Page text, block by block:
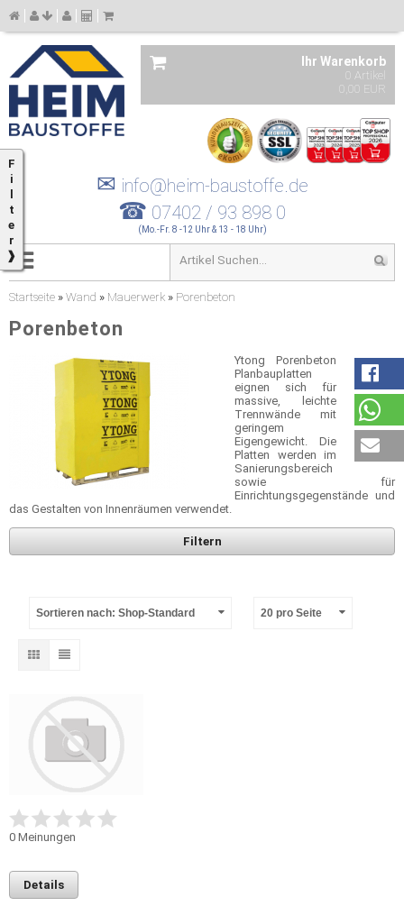
Ihr Warenkorb
0 Artikel
0,00 EUR
✉ info@heim-baustoffe.de
☎ 07402 / 93 898 0
(Mo.-Fr. 8 -12 Uhr & 13 - 18 Uhr)
Startseite » Wand » Mauerwerk » Porenbeton
Porenbeton
Ytong Porenbeton
Planbauplatten
eignen sich für
massive, leichte
Trennwände mit
geringem
Eigengewicht. Die
Platten werden im
Sanierungsbereich
sowie für
Einrichtungsgegenstände und
das Gestalten von Innenräumen verwendet.
Filtern
Sortieren nach: Shop-Standard 20 pro Seite
0 Meinungen
Details
F
i
t
e
r
❱